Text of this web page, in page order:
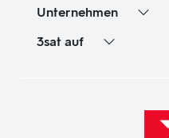
Unternehmen
3sat auf